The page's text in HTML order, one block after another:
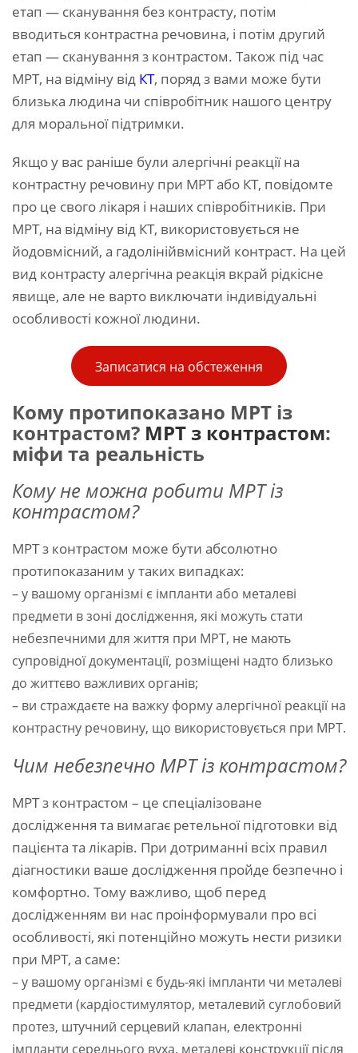
етап — сканування без контрасту, потім
вводиться контрастна речовина, і потім другий
етап — сканування з контрастом. Також під час
МРТ, на відміну від КТ, поряд з вами може бути
близька людина чи співробітник нашого центру
для моральної підтримки.
Якщо у вас раніше були алергічні реакції на
контрастну речовину при МРТ або КТ, повідомте
про це свого лікаря і наших співробітників. При
МРТ, на відміну від КТ, використовується не
йодовмісний, а гадолінійвмісний контраст. На цей
вид контрасту алергічна реакція вкрай рідкісне
явище, але не варто виключати індивідуальні
особливості кожної людини.
Записатися на обстеження
Кому протипоказано МРТ із
контрастом? МРТ з контрастом:
міфи та реальність
Кому не можна робити МРТ із
контрастом?
МРТ з контрастом може бути абсолютно
протипоказаним у таких випадках:
– у вашому організмі є імпланти або металеві
предмети в зоні дослідження, які можуть стати
небезпечними для життя при МРТ, не мають
супровідної документації, розміщені надто близько
до життєво важливих органів;
– ви страждаєте на важку форму алергічної реакції на
контрастну речовину, що використовується при МРТ.
Чим небезпечно МРТ із контрастом?
МРТ з контрастом – це спеціалізоване
дослідження та вимагає ретельної підготовки від
пацієнта та лікарів. При дотриманні всіх правил
діагностики ваше дослідження пройде безпечно і
комфортно. Тому важливо, щоб перед
дослідженням ви нас проінформували про всі
особливості, які потенційно можуть нести ризики
при МРТ, а саме:
– у вашому організмі є будь-які імпланти чи металеві
предмети (кардіостимулятор, металевий суглобовий
протез, штучний серцевий клапан, електронні
імпланти середнього вуха, металеві конструкції після